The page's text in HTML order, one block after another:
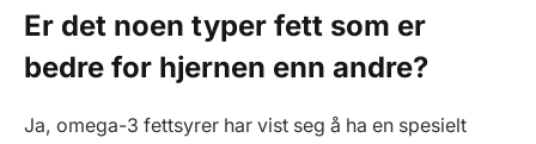
Er det noen typer fett som er
bedre for hjernen enn andre?
Ja, omega-3 fettsyrer har vist seg å ha en spesielt